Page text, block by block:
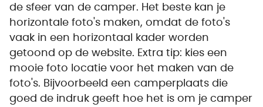
de sfeer van de camper. Het beste kan je
horizontale foto's maken, omdat de foto's
vaak in een horizontaal kader worden
getoond op de website. Extra tip: kies een
mooie foto locatie voor het maken van de
foto's. Bijvoorbeeld een camperplaats die
goed de indruk geeft hoe het is om je camper